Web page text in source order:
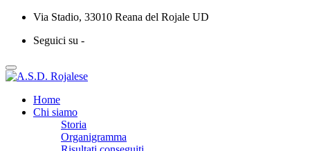
Via Stadio, 33010 Reana del Rojale UD
Seguici su -
Home
Chi siamo
Storia
Organigramma